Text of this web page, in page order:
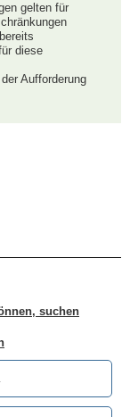
gelten für
diese
Aufforderung
suchen